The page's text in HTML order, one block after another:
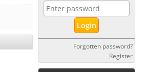
Forgotten password?
Register